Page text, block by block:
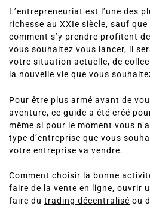
L’entrepreneuriat est l’une des
richesse au XXIe siècle, sauf
comment s’y prendre profitent
vous souhaitez vous lancer, il
votre situation actuelle, de
la nouvelle vie que vous
Pour être plus armé avant de
aventure, ce guide a été créé
même si pour le moment vous
type d’entreprise que vous
votre entreprise va vendre.
Comment choisir la bonne
faire de la vente en ligne, ouvrir
faire du trading décentralisé ou